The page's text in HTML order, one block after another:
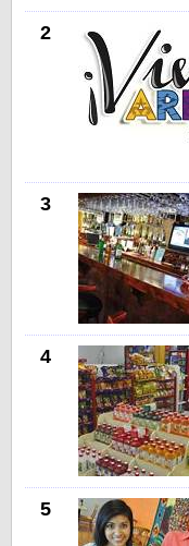
2
3
4
5